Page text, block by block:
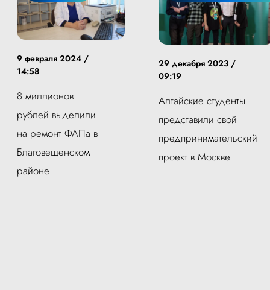
9 февраля 2024 /
14:58
8 миллионов
рублей выделили
на ремонт ФАПа в
Благовещенском
районе
29 декабря 2023 /
09:19
Алтайские студенты
представили свой
предпринимательский
проект в Москве